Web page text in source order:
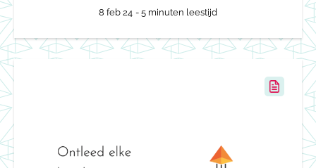
8 feb 24 - 5 minuten leestijd